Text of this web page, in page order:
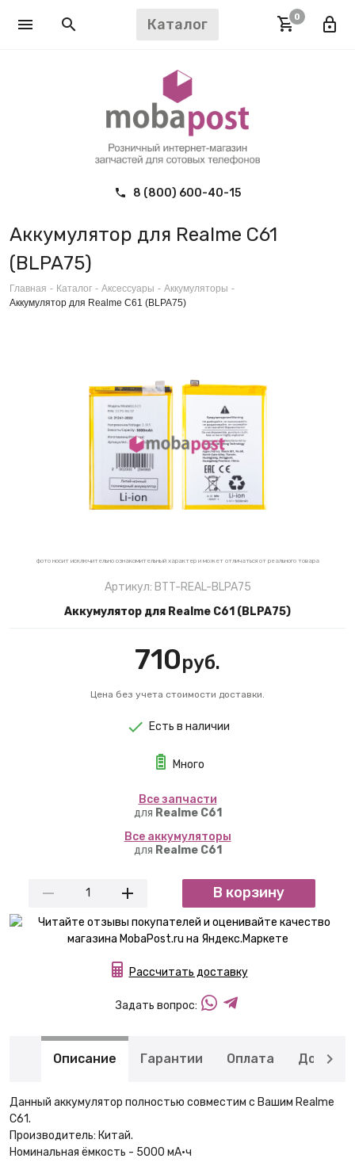
Каталог 0
8 (800) 600-40-15
Аккумулятор для Realme C61
(BLPA75)
Главная - Каталог - Аксессуары - Аккумуляторы -
Аккумулятор для Realme C61 (BLPA75)
фото носит исключительно ознакомительный характер и может отличаться от реального товара
Артикул: BTT-REAL-BLPA75
Аккумулятор для Realme C61 (BLPA75)
710руб.
Цена без учета стоимости доставки.
Есть в наличии
Много
Вcе запчасти
для Realme C61
Вcе аккумуляторы
для Realme C61
В корзину
Рассчитать доставку
Задать вопрос:
Описание Гарантии Оплата
Данный аккумулятор полностью совместим с Вашим Realme
C61.
Производитель: Китай.
Номинальная ёмкость - 5000 мА·ч